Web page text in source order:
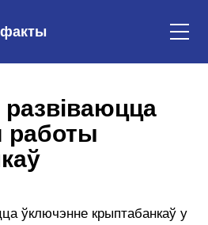
факты
развіваюцца
работы
ўключэнне крыптабанкаў у